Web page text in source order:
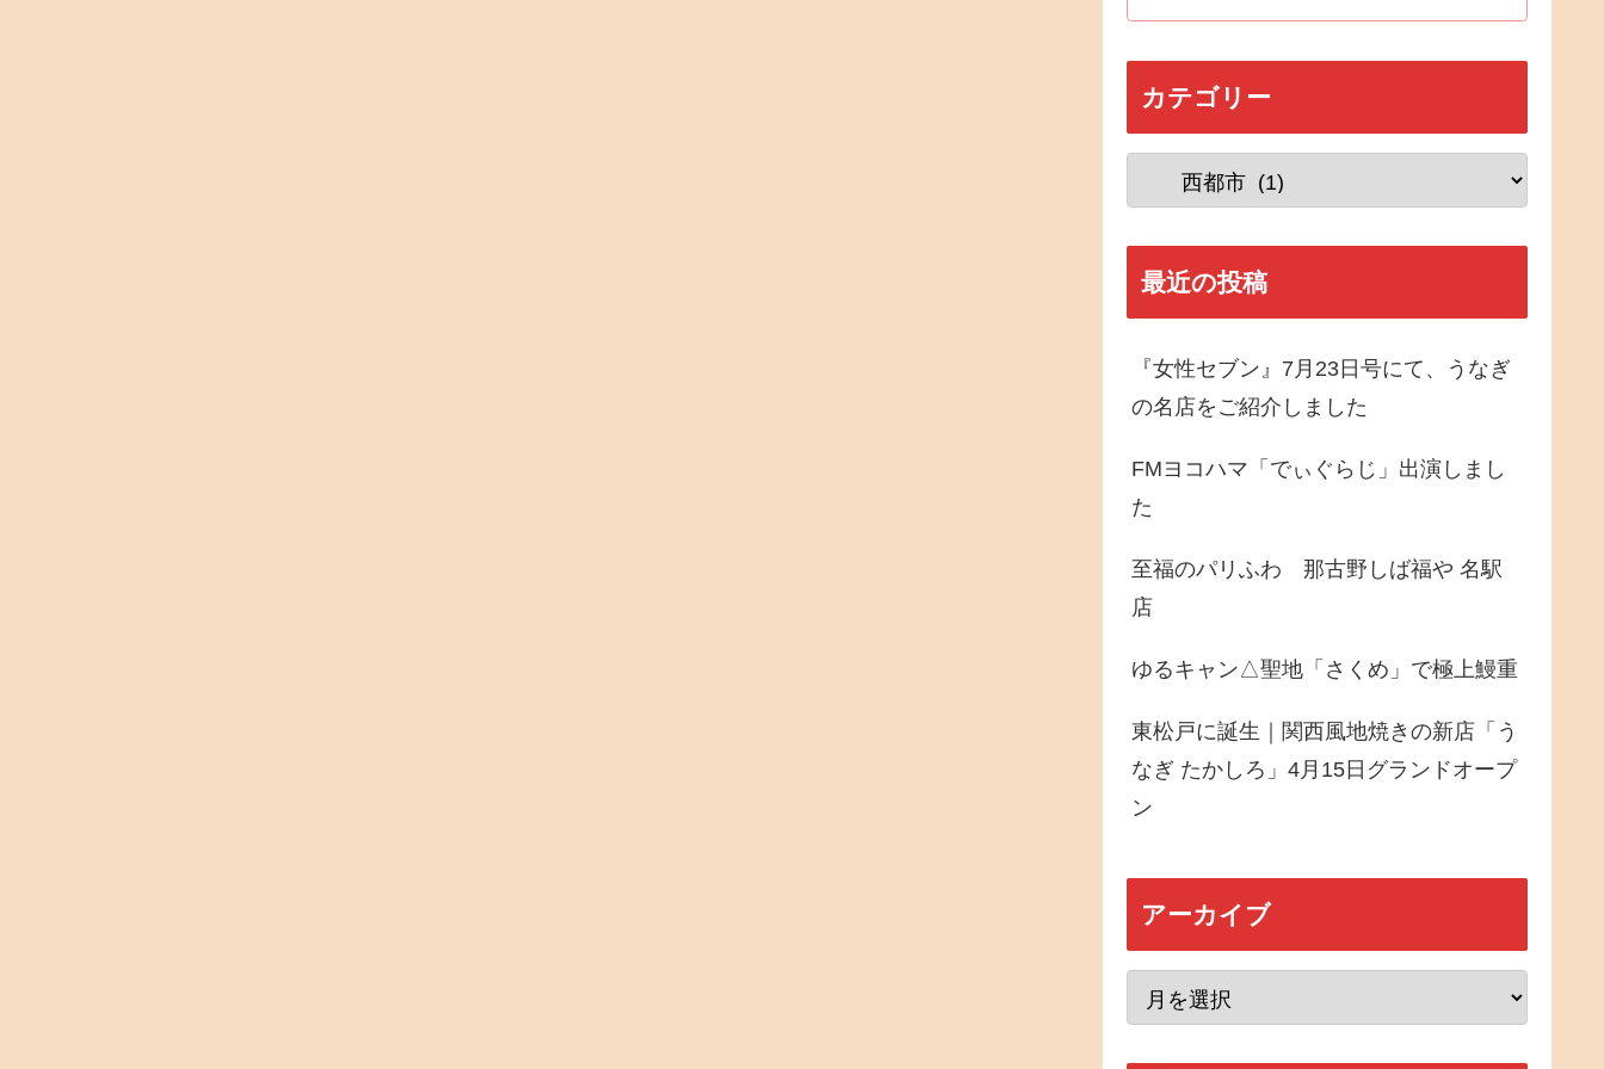
カテゴリー
最近の投稿
『女性セブン』7月23日号にて、うなぎ
の名店をご紹介しました
FMヨコハマ「でぃぐらじ」出演しまし
た
至福のパリふわ 那古野しば福や 名駅
店
ゆるキャン△聖地「さくめ」で極上鰻重
東松戸に誕生｜関西風地焼きの新店「う
なぎ たかしろ」4月15日グランドオープ
ン
アーカイブ